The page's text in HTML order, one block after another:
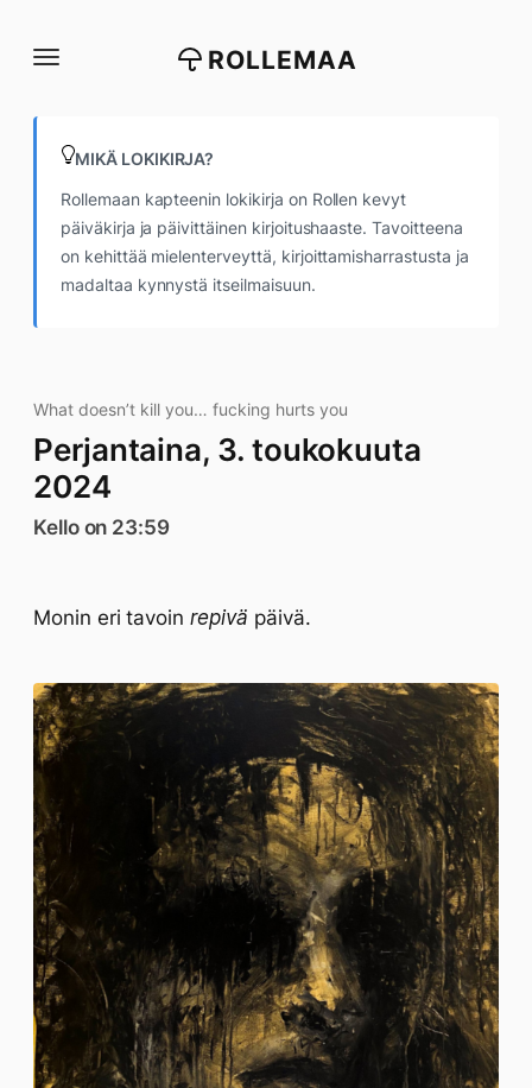
suoraan
ROLLEMAA
MIKÄ LOKIKIRJA?
Rollemaan kapteenin lokikirja on Rollen kevyt
päiväkirja ja päivittäinen kirjoitushaaste. Tavoitteena
on kehittää mielenterveyttä, kirjoittamisharrastusta ja
madaltaa kynnystä itseilmaisuun.
What doesn’t kill you… fucking hurts you
Perjantaina, 3. toukokuuta
2024
Kello on 23:59
Monin eri tavoinrepivä päivä.